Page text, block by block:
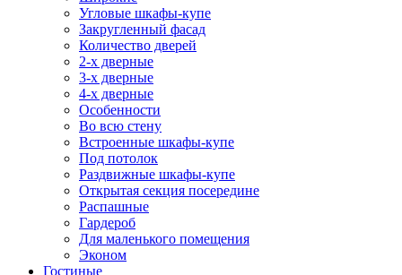
Угловые шкафы-купе
Закругленный фасад
Количество дверей
2-х дверные
3-х дверные
4-х дверные
Особенности
Во всю стену
Встроенные шкафы-купе
Под потолок
Раздвижные шкафы-купе
Открытая секция посередине
Распашные
Гардероб
Для маленького помещения
Эконом
Гостиные